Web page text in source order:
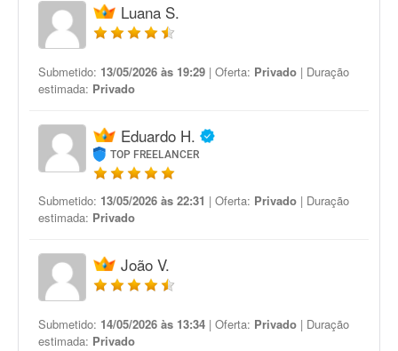
Luana S.
Submetido: 13/05/2026 às 19:29 | Oferta: Privado | Duração
estimada: Privado
Eduardo H.
TOP FREELANCER
Submetido: 13/05/2026 às 22:31 | Oferta: Privado | Duração
estimada: Privado
João V.
Submetido: 14/05/2026 às 13:34 | Oferta: Privado | Duração
estimada: Privado